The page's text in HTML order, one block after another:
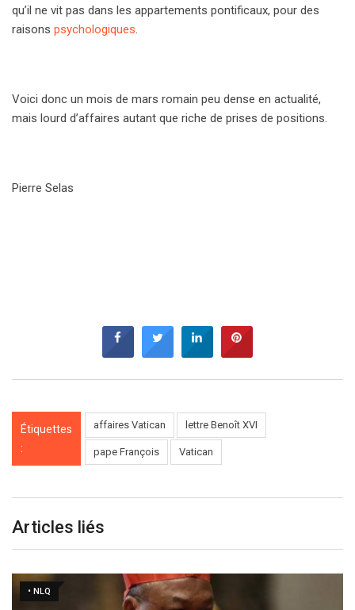
qu’il ne vit pas dans les appartements pontificaux, pour des
raisons psychologiques.
Voici donc un mois de mars romain peu dense en actualité,
mais lourd d’affaires autant que riche de prises de positions.
Pierre Selas
Étiquettes
:
affaires Vatican lettre Benoît XVI
pape François Vatican
Articles liés
• NLQ